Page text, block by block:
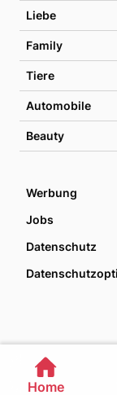
Liebe
Family
Tiere
Automobile
Beauty
Werbung
Jobs
Datenschutz
Home